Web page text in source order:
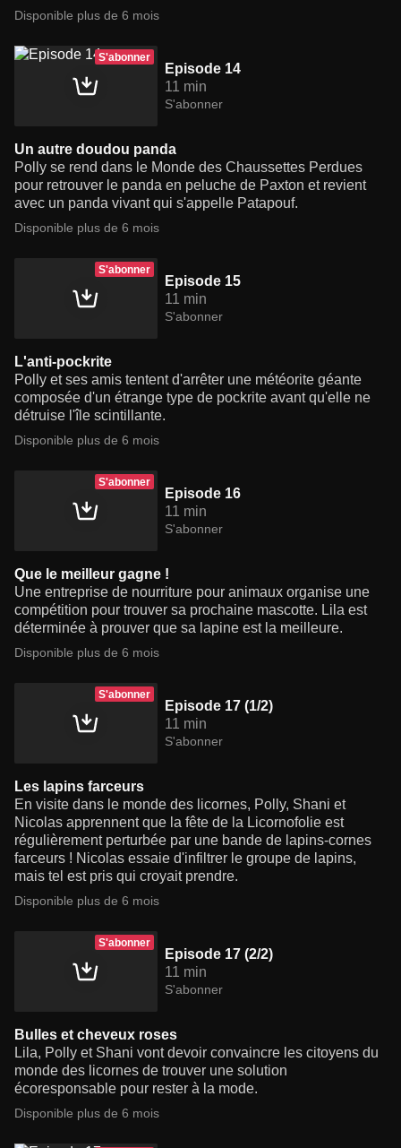
Disponible plus de 6 mois
S'abonner
Episode 14
11 min
S'abonner
Un autre doudou panda
Polly se rend dans le Monde des Chaussettes Perdues
pour retrouver le panda en peluche de Paxton et revient
avec un panda vivant qui s'appelle Patapouf.
Disponible plus de 6 mois
S'abonner
Episode 15
11 min
S'abonner
L'anti-pockrite
Polly et ses amis tentent d'arrêter une météorite géante
composée d'un étrange type de pockrite avant qu'elle ne
détruise l'île scintillante.
Disponible plus de 6 mois
S'abonner
Episode 16
11 min
S'abonner
Que le meilleur gagne !
Une entreprise de nourriture pour animaux organise une
compétition pour trouver sa prochaine mascotte. Lila est
déterminée à prouver que sa lapine est la meilleure.
Disponible plus de 6 mois
S'abonner
Episode 17 (1/2)
11 min
S'abonner
Les lapins farceurs
En visite dans le monde des licornes, Polly, Shani et
Nicolas apprennent que la fête de la Licornofolie est
régulièrement perturbée par une bande de lapins-cornes
farceurs ! Nicolas essaie d'infiltrer le groupe de lapins,
mais tel est pris qui croyait prendre.
Disponible plus de 6 mois
S'abonner
Episode 17 (2/2)
11 min
S'abonner
Bulles et cheveux roses
Lila, Polly et Shani vont devoir convaincre les citoyens du
monde des licornes de trouver une solution
écoresponsable pour rester à la mode.
Disponible plus de 6 mois